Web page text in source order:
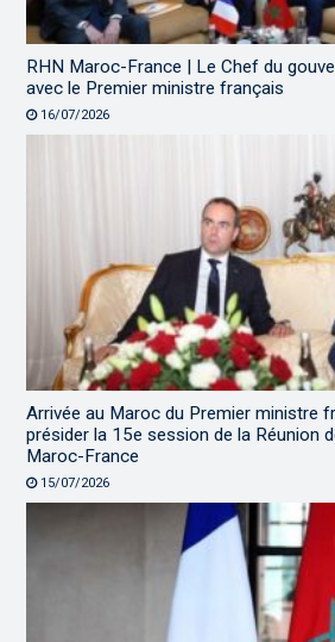
RHN Maroc-France | Le Chef du
avec le Premier ministre français
16/07/2026
Arrivée au Maroc du Premier ministre
présider la 15e session de la Réunion
Maroc-France
15/07/2026